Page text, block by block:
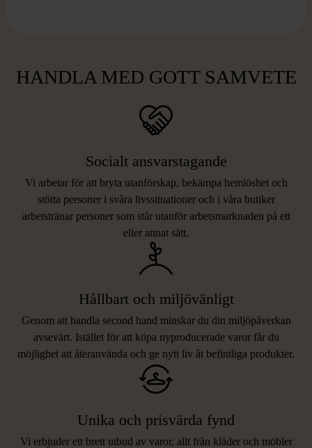
HANDLA MED GOTT SAMVETE
Socialt ansvarstagande
Vi arbetar för att bryta utanförskap, bekämpa hemlöshet och
stötta personer i svåra livssituationer och i våra butiker
arbetstränar personer som står utanför arbetsmarknaden på ett
eller annat sätt.
Hållbart och miljövänligt
Genom att handla second hand minskar du din miljöpåverkan
avsevärt. Istället för att köpa nyproducerade varor får du
möjlighet att återanvända och ge nytt liv åt befintliga produkter.
Unika och prisvärda fynd
Vi erbjuder ett brett utbud av varor, allt från kläder och möbler